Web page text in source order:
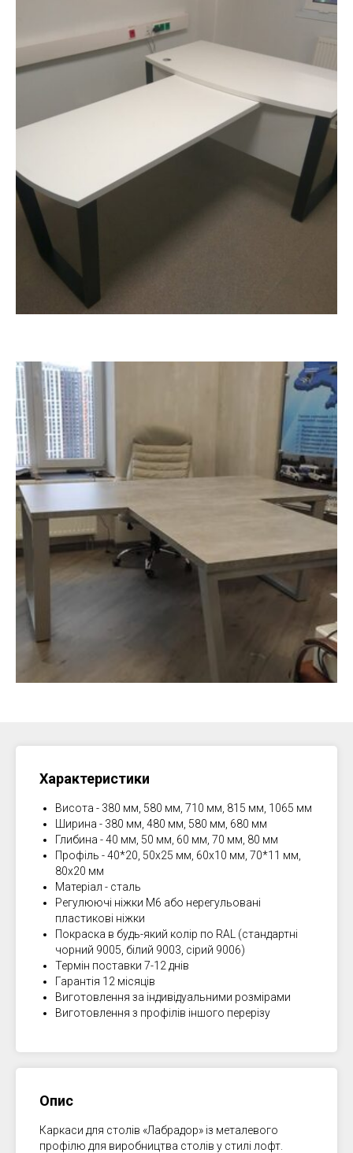
Характеристики
Висота - 380 мм, 580 мм, 710 мм, 815 мм, 1065 мм
Ширина - 380 мм, 480 мм, 580 мм, 680 мм
Глибина - 40 мм, 50 мм, 60 мм, 70 мм, 80 мм
Профіль - 40*20, 50х25 мм, 60х10 мм, 70*11 мм,
80х20 мм
Матеріал - сталь
Регулюючі ніжки М6 або нерегульовані
пластикові ніжки
Покраска в будь-який колір по RAL (стандартні
чорний 9005, білий 9003, сірий 9006)
Термін поставки 7-12 днів
Гарантія 12 місяців
Виготовлення за індивідуальними розмірами
Виготовлення з профілів іншого перерізу
Опис
Каркаси для столів «Лабрадор» із металевого
профілю для виробництва столів у стилі лофт.